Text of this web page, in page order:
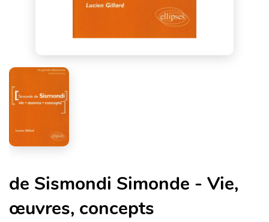
de Sismondi Simonde - Vie,
œuvres, concepts